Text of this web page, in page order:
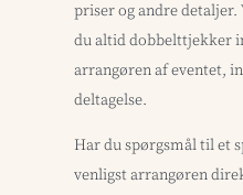
priser og andre
du altid dobbelttjekker
arrangøren af eventet,
deltagelse.
Har du spørgsmål til et
venligst arrangøren